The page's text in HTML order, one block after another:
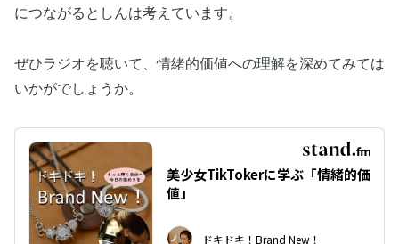
につながるとしんは考えています。
ぜひラジオを聴いて、情緒的価値への理解を深めてみては
いかがでしょうか。